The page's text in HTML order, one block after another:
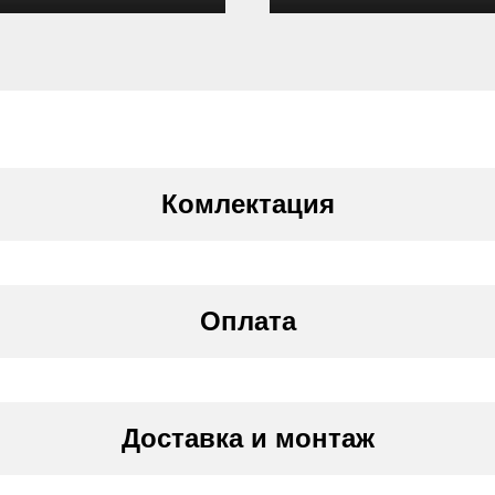
Комлектация
Оплата
на руки нашему специалисту, либо в офисе
Доставка и монтаж